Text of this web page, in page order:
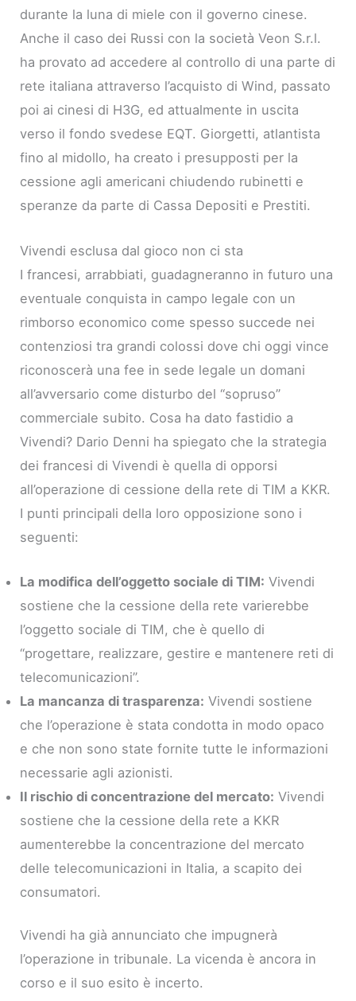
durante la luna di miele con il governo cinese.
Anche il caso dei Russi con la società Veon S.r.l.
ha provato ad accedere al controllo di una parte di
rete italiana attraverso l’acquisto di Wind, passato
poi ai cinesi di H3G, ed attualmente in uscita
verso il fondo svedese EQT. Giorgetti, atlantista
fino al midollo, ha creato i presupposti per la
cessione agli americani chiudendo rubinetti e
speranze da parte di Cassa Depositi e Prestiti.
Vivendi esclusa dal gioco non ci sta
I francesi, arrabbiati, guadagneranno in futuro una
eventuale conquista in campo legale con un
rimborso economico come spesso succede nei
contenziosi tra grandi colossi dove chi oggi vince
riconoscerà una fee in sede legale un domani
all’avversario come disturbo del “sopruso”
commerciale subito. Cosa ha dato fastidio a
Vivendi? Dario Denni ha spiegato che la strategia
dei francesi di Vivendi è quella di opporsi
all’operazione di cessione della rete di TIM a KKR.
I punti principali della loro opposizione sono i
seguenti:
La modifica dell’oggetto sociale di TIM: Vivendi
sostiene che la cessione della rete varierebbe
l’oggetto sociale di TIM, che è quello di
“progettare, realizzare, gestire e mantenere reti di
telecomunicazioni”.
La mancanza di trasparenza: Vivendi sostiene
che l’operazione è stata condotta in modo opaco
e che non sono state fornite tutte le informazioni
necessarie agli azionisti.
Il rischio di concentrazione del mercato: Vivendi
sostiene che la cessione della rete a KKR
aumenterebbe la concentrazione del mercato
delle telecomunicazioni in Italia, a scapito dei
consumatori.
Vivendi ha già annunciato che impugnerà
l’operazione in tribunale. La vicenda è ancora in
corso e il suo esito è incerto.